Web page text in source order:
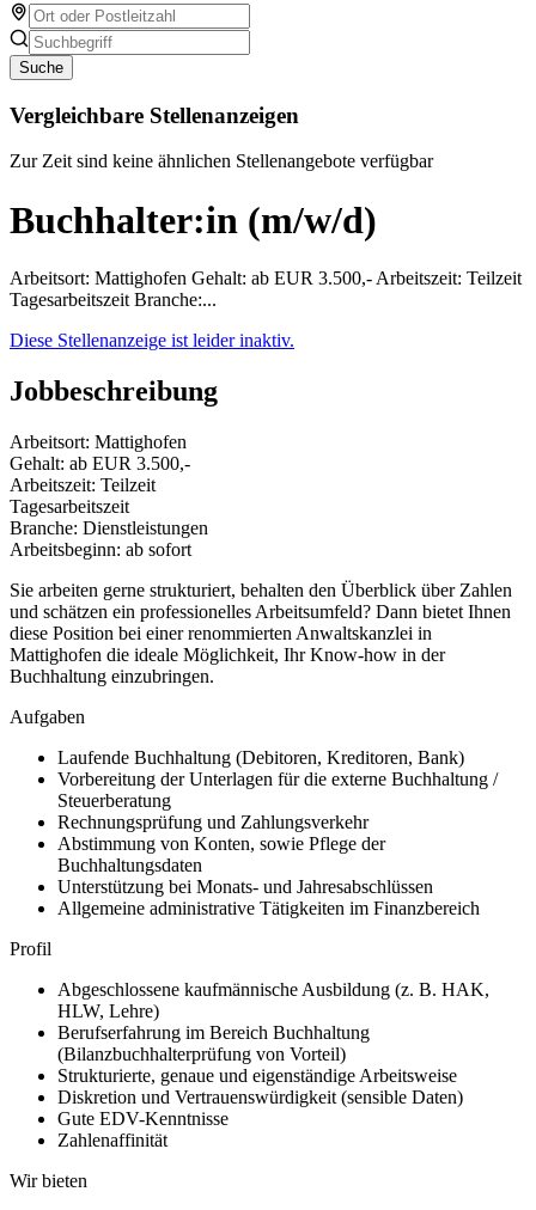
Suche
Vergleichbare Stellenanzeigen
Zur Zeit sind keine ähnlichen Stellenangebote verfügbar
Buchhalter:in (m/w/d)
Arbeitsort: Mattighofen Gehalt: ab EUR 3.500,- Arbeitszeit: Teilzeit
Tagesarbeitszeit Branche:...
Diese Stellenanzeige ist leider inaktiv.
Jobbeschreibung
Arbeitsort: Mattighofen
Gehalt: ab EUR 3.500,-
Arbeitszeit: Teilzeit
Tagesarbeitszeit
Branche: Dienstleistungen
Arbeitsbeginn: ab sofort
Sie arbeiten gerne strukturiert, behalten den Überblick über Zahlen
und schätzen ein professionelles Arbeitsumfeld? Dann bietet Ihnen
diese Position bei einer renommierten Anwaltskanzlei in
Mattighofen die ideale Möglichkeit, Ihr Know-how in der
Buchhaltung einzubringen.
Aufgaben
Laufende Buchhaltung (Debitoren, Kreditoren, Bank)
Vorbereitung der Unterlagen für die externe Buchhaltung /
Steuerberatung
Rechnungsprüfung und Zahlungsverkehr
Abstimmung von Konten, sowie Pflege der
Buchhaltungsdaten
Unterstützung bei Monats- und Jahresabschlüssen
Allgemeine administrative Tätigkeiten im Finanzbereich
Profil
Abgeschlossene kaufmännische Ausbildung (z. B. HAK,
HLW, Lehre)
Berufserfahrung im Bereich Buchhaltung
(Bilanzbuchhalterprüfung von Vorteil)
Strukturierte, genaue und eigenständige Arbeitsweise
Diskretion und Vertrauenswürdigkeit (sensible Daten)
Gute EDV-Kenntnisse
Zahlenaffinität
Wir bieten